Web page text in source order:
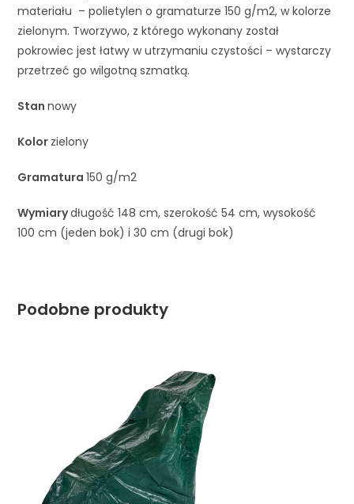
materiału – polietylen o gramaturze 150 g/m2, w kolorze
zielonym. Tworzywo, z którego wykonany został
pokrowiec jest łatwy w utrzymaniu czystości – wystarczy
przetrzeć go wilgotną szmatką.
Stannowy
Kolor zielony
Gramatura150 g/m2
Wymiarydługość 148 cm, szerokość 54 cm, wysokość
100 cm (jeden bok) i 30 cm (drugi bok)
Podobne produkty